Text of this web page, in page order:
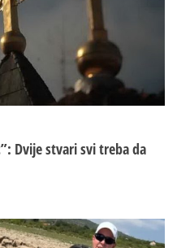
Dvije stvari svi treba da